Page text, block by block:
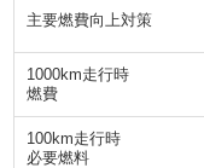
主要燃費向上対策
1000km走行時
燃費
100km走行時
必要燃料